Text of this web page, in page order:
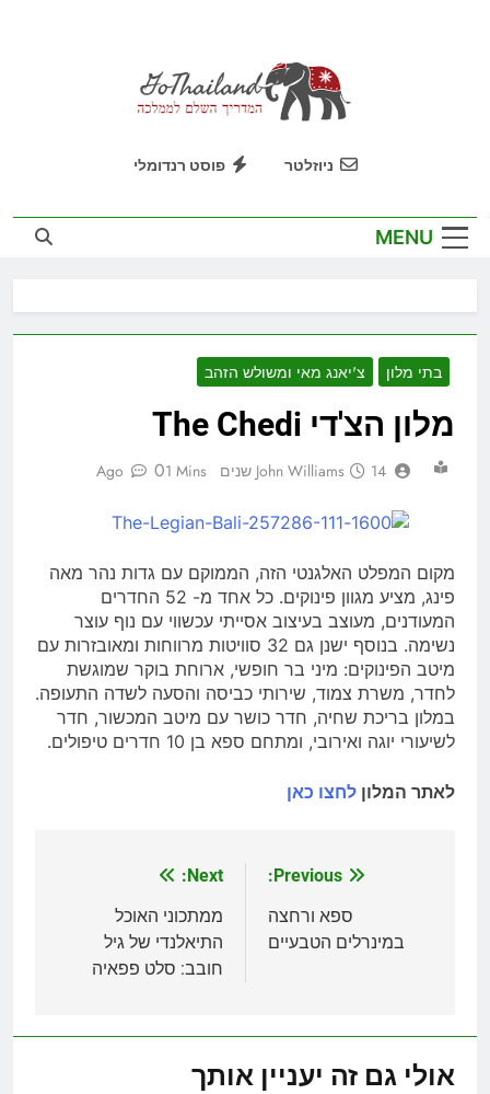
GoThailand
המדריך השלם לממלכה
ניוזלטר פוסט רנדומלי
MENU
בתי מלון צ'יאנג מאי ומשולש הזהב
מלון הצ'די The Chedi
John Williams 14 שנים Ago 01 Mins
מקום המפלט האלגנטי הזה, הממוקם עם גדות נהר מאה
פינג, מציע מגוון פינוקים. כל אחד מ- 52 החדרים
המעודנים, מעוצב בעיצוב אסייתי עכשווי עם נוף עוצר
נשימה. בנוסף ישנן גם 32 סוויטות מרווחות ומאובזרות עם
מיטב הפינוקים: מיני בר חופשי, ארוחת בוקר שמוגשת
לחדר, משרת צמוד, שירותי כביסה והסעה לשדה התעופה.
במלון בריכת שחיה, חדר כושר עם מיטב המכשור, חדר
לשיעורי יוגה ואירובי, ומתחם ספא בן 10 חדרים טיפולים.
לאתר המלון לחצו כאן
Previous:
ספא ורחצה
במינרלים הטבעיים
Next:
ממתכוני האוכל
התיאלנדי של גיל
חובב: סלט פפאיה
אולי גם זה יעניין אותך